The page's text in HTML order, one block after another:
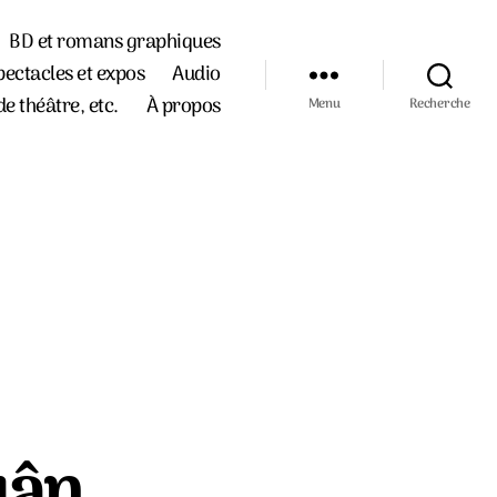
BD et romans graphiques
et expos
Audio
théâtre, etc.
À propos Menu Recherche